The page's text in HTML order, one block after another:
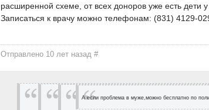
расширенной схеме, от всех доноров уже есть дети
Записаться к врачу можно телефонам: (831) 4129-
Отправлено 10 лет назад#
А если проблема в муже,можно бесплатно по